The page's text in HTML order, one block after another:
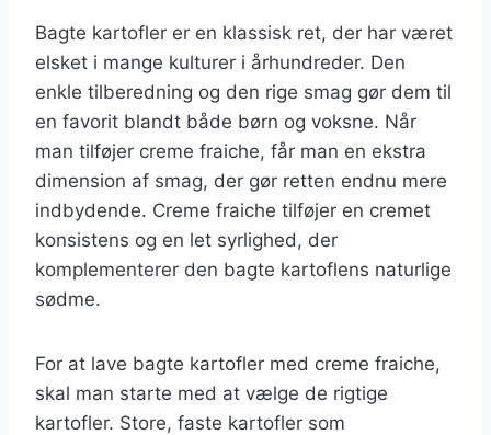
Bagte kartofler er en klassisk ret, der har været
elsket i mange kulturer i århundreder. Den
enkle tilberedning og den rige smag gør dem til
en favorit blandt både børn og voksne. Når
man tilføjer creme fraiche, får man en ekstra
dimension af smag, der gør retten endnu mere
indbydende. Creme fraiche tilføjer en cremet
konsistens og en let syrlighed, der
komplementerer den bagte kartoflens naturlige
sødme.
For at lave bagte kartofler med creme fraiche,
skal man starte med at vælge de rigtige
kartofler. Store, faste kartofler som